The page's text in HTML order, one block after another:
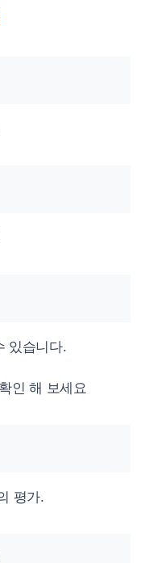
있습니다.
인 해 보세요
평가.